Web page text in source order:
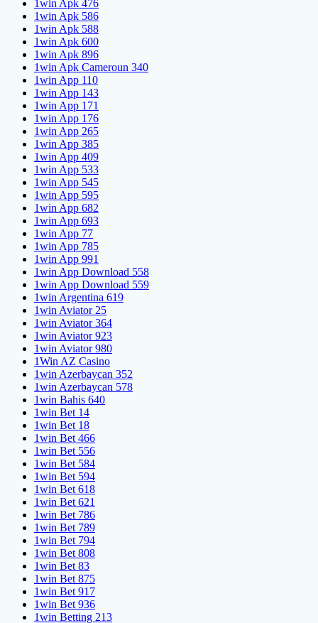
1win Apk 476
1win Apk 586
1win Apk 588
1win Apk 600
1win Apk 896
1win Apk Cameroun 340
1win App 110
1win App 143
1win App 171
1win App 176
1win App 265
1win App 385
1win App 409
1win App 533
1win App 545
1win App 595
1win App 682
1win App 693
1win App 77
1win App 785
1win App 991
1win App Download 558
1win App Download 559
1win Argentina 619
1win Aviator 25
1win Aviator 364
1win Aviator 923
1win Aviator 980
1Win AZ Casino
1win Azerbaycan 352
1win Azerbaycan 578
1win Bahis 640
1win Bet 14
1win Bet 18
1win Bet 466
1win Bet 556
1win Bet 584
1win Bet 594
1win Bet 618
1win Bet 621
1win Bet 786
1win Bet 789
1win Bet 794
1win Bet 808
1win Bet 83
1win Bet 875
1win Bet 917
1win Bet 936
1win Betting 213